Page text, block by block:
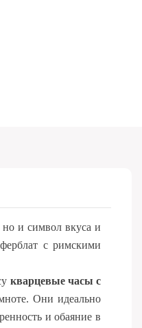
и символ вкуса и
с римскими
кварцевые часы с
Они идеально
и обаяние в